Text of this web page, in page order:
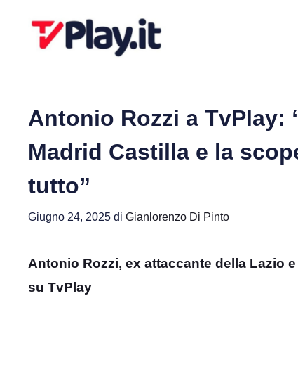
Antonio Rozzi a TvPlay:
Madrid Castilla e la
tutto”
Giugno 24, 2025 di Gianlorenzo Di Pinto
Antonio Rozzi, ex attaccante della Lazio
su TvPlay